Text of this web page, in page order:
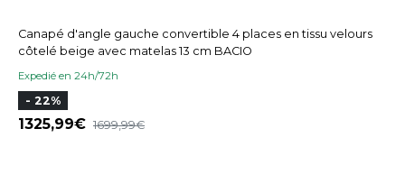
Canapé d'angle gauche convertible 4 places en tissu velours
côtelé beige avec matelas 13 cm BACIO
Expedié en 24h/72h
- 22%
1325,99 1699,99